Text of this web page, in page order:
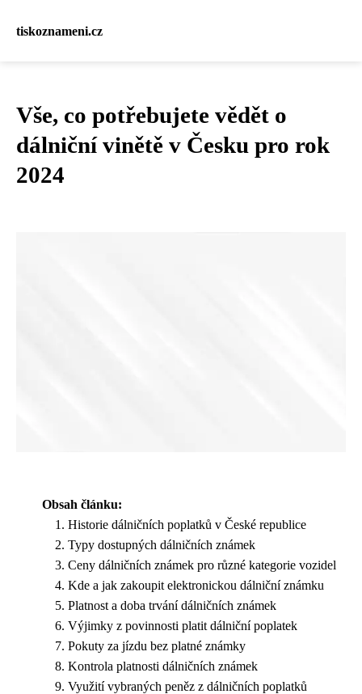
tiskoznameni.cz
Vše, co potřebujete vědět o
dálniční vinětě v Česku pro rok
2024
Obsah článku:
Historie dálničních poplatků v České republice
Typy dostupných dálničních známek
Ceny dálničních známek pro různé kategorie vozidel
Kde a jak zakoupit elektronickou dálniční známku
Platnost a doba trvání dálničních známek
Výjimky z povinnosti platit dálniční poplatek
Pokuty za jízdu bez platné známky
Kontrola platnosti dálničních známek
Využití vybraných peněz z dálničních poplatků